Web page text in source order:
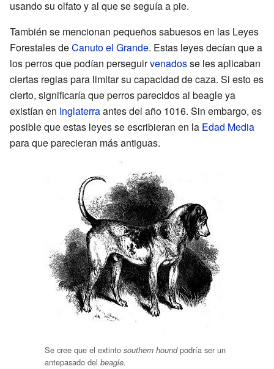
usando su olfato y al que se seguía a pie.
También se mencionan pequeños sabuesos en las Leyes
Forestales deCanuto el Grande. Estas leyes decían que a
los perros que podían perseguirvenadosse les aplicaban
ciertas reglas para limitar su capacidad de caza. Si esto es
cierto, significaría que perros parecidos al beagle ya
existían en Inglaterraantes del año 1016. Sin embargo, es
posible que estas leyes se escribieran en la Edad Media
para que parecieran más antiguas.
Se cree que el extinto southern houndpodría ser un
antepasado del beagle.